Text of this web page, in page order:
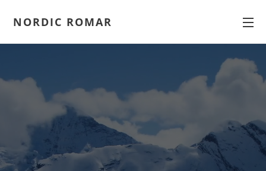
NORDIC ROMAR